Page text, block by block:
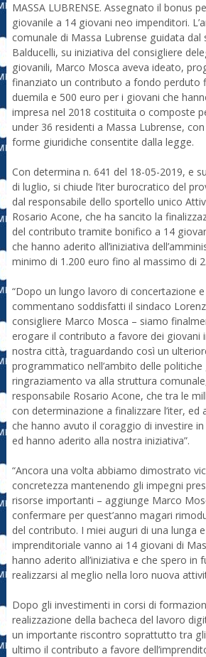
MASSA LUBRENSE. Assegnato il bonus
giovanile a 14 giovani neo impenditori.
comunale di Massa Lubrense guidata dal
Balducelli, su iniziativa del consigliere
giovanili, Marco Mosca aveva ideato,
finanziato un contributo a fondo perduto
duemila e 500 euro per i giovani che
impresa nel 2018 costituita o composte
under 36 residenti a Massa Lubrense,
forme giuridiche consentite dalla legge.
Con determina n. 641 del 18-05-2019, e
di luglio, si chiude l’iter burocratico del
dal responsabile dello sportello unico
Rosario Acone, che ha sancito la
del contributo tramite bonifico a 14
che hanno aderito all’iniziativa
minimo di 1.200 euro fino al massimo di
“Dopo un lungo lavoro di concertazione
commentano soddisfatti il sindaco
consigliere Marco Mosca – siamo
erogare il contributo a favore dei giovani
nostra città, traguardando così un
programmatico nell’ambito delle
ringraziamento va alla struttura
responsabile Rosario Acone, che tra le
con determinazione a finalizzare l’iter, ed
che hanno avuto il coraggio di investire
ed hanno aderito alla nostra iniziativa”.
“Ancora una volta abbiamo dimostrato
concretezza mantenendo gli impegni
risorse importanti – aggiunge Marco
confermare per quest’anno magari
del contributo. I miei auguri di una lunga
imprenditoriale vanno ai 14 giovani di
hanno aderito all’iniziativa e che spero in
realizzarsi al meglio nella loro nuova
Dopo gli investimenti in corsi di
realizzazione della bacheca del lavoro
un importante riscontro soprattutto tra
ultimo il contributo a favore